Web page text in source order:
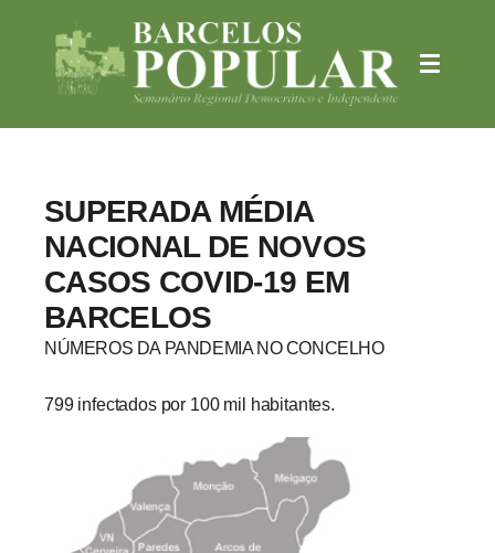
SUPERADA MÉDIA
NACIONAL DE NOVOS
CASOS COVID-19 EM
BARCELOS
NÚMEROS DA PANDEMIA NO CONCELHO
799 infectados por 100 mil habitantes.